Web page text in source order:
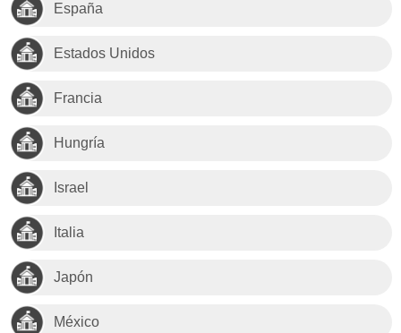
España
Estados Unidos
Francia
Hungría
Israel
Italia
Japón
México